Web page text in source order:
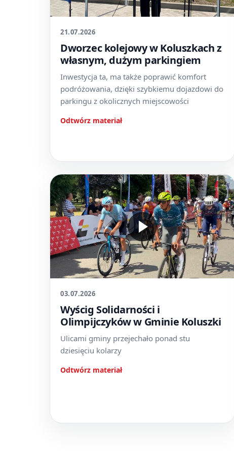
21.07.2026
Dworzec kolejowy w Koluszkach z
własnym, dużym parkingiem
Inwestycja ta, ma także poprawić komfort
podróżowania, dzięki szybkiemu dojazdowi do
parkingu z okolicznych miejscowości
Odtwórz materiał
03.07.2026
Wyścig Solidarności i
Olimpijczyków w Gminie Koluszki
Ulicami gminy przejechało ponad stu
dziesięciu kolarzy
Odtwórz materiał